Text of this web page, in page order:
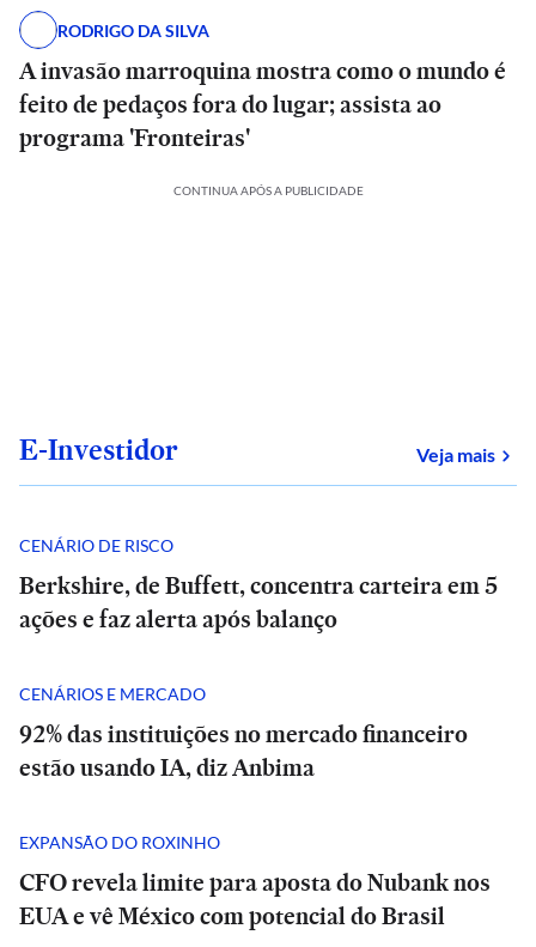
RODRIGO DA SILVA
A invasão marroquina mostra como o mundo é
feito de pedaços fora do lugar; assista ao
programa 'Fronteiras'
CONTINUA APÓS A PUBLICIDADE
E-Investidor Veja mais
CENÁRIO DE RISCO
Berkshire, de Buffett, concentra carteira em 5
ações e faz alerta após balanço
CENÁRIOS E MERCADO
92% das instituições no mercado financeiro
estão usando IA, diz Anbima
EXPANSÃO DO ROXINHO
CFO revela limite para aposta do Nubank nos
EUA e vê México com potencial do Brasil